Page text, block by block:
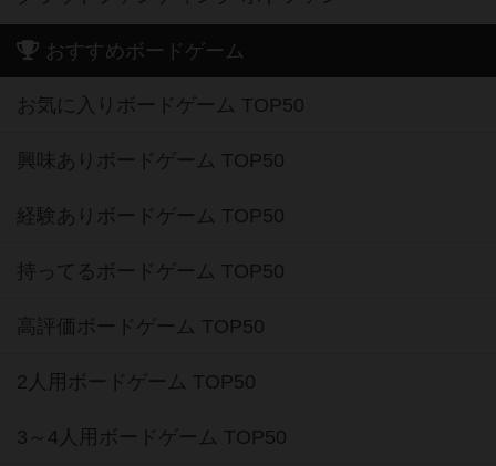
おすすめボードゲーム
お気に入りボードゲーム TOP50
興味ありボードゲーム TOP50
経験ありボードゲーム TOP50
持ってるボードゲーム TOP50
高評価ボードゲーム TOP50
2人用ボードゲーム TOP50
3～4人用ボードゲーム TOP50